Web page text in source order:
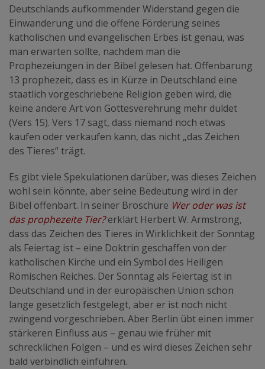
Deutschlands aufkommender Widerstand gegen die
Einwanderung und die offene Förderung seines
katholischen und evangelischen Erbes ist genau, was
man erwarten sollte, nachdem man die
Prophezeiungen in der Bibel gelesen hat. Offenbarung
13 prophezeit, dass es in Kürze in Deutschland eine
staatlich vorgeschriebene Religion geben wird, die
keine andere Art von Gottesverehrung mehr duldet
(Vers 15). Vers 17 sagt, dass niemand noch etwas
kaufen oder verkaufen kann, das nicht „das Zeichen
des Tieres“ trägt.
Es gibt viele Spekulationen darüber, was dieses Zeichen
wohl sein könnte, aber seine Bedeutung wird in der
Bibel offenbart. In seiner Broschüre Wer oder was ist
das prophezeite Tier? erklärt Herbert W. Armstrong,
dass das Zeichen des Tieres in Wirklichkeit der Sonntag
als Feiertag ist – eine Doktrin geschaffen von der
katholischen Kirche und ein Symbol des Heiligen
Römischen Reiches. Der Sonntag als Feiertag ist in
Deutschland und in der europäischen Union schon
lange gesetzlich festgelegt, aber er ist noch nicht
zwingend vorgeschrieben. Aber Berlin übt einen immer
stärkeren Einfluss aus – genau wie früher mit
schrecklichen Folgen – und es wird dieses Zeichen sehr
bald verbindlich einführen.